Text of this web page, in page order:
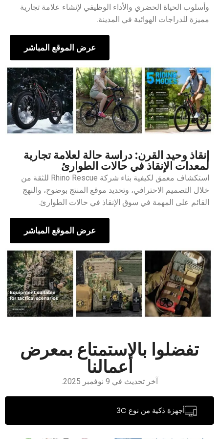
وأسلوب الحياة الحضري والأداء الوظيفي لإنشاء علامة تجارية
مميزة للدراجات الهوائية في المدينة.
عرض الموقع المباشر
إنقاذ وحيد القرن: دراسة حالة لعلامة تجارية
لمعدات الإنقاذ في حالات الطوارئ
استكشاف معمق لكيفية بناء شركة Rhino Rescue للثقة من
خلال التصميم الاحترافي، وتحديد موقع المنتج بوضوح، والنهج
القائم على المهمة في سوق الإنقاذ في حالات الطوارئ.
عرض الموقع المباشر
تفضلوا بالاستمتاع بمعرض
أعمالنا
آخر تحديث في 9 نوفمبر 2025.
أجهزة ذكية من نوع 3C